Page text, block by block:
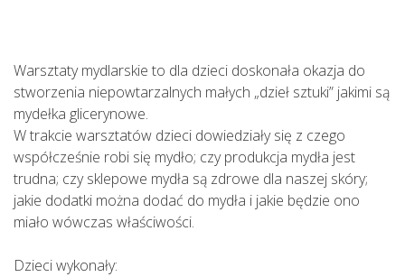
Warsztaty mydlarskie to dla dzieci doskonała okazja do
stworzenia niepowtarzalnych małych „dzieł sztuki” jakimi są
mydełka glicerynowe.
W trakcie warsztatów dzieci dowiedziały się z czego
współcześnie robi się mydło; czy produkcja mydła jest
trudna; czy sklepowe mydła są zdrowe dla naszej skóry;
jakie dodatki można dodać do mydła i jakie będzie ono
miało wówczas właściwości.
Dzieci wykonały: